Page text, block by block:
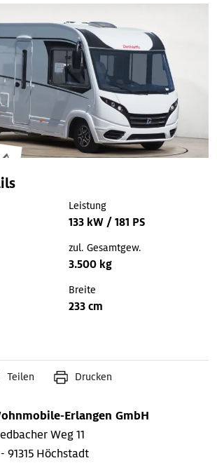
Leistung
133 kW / 181 PS
zul. Gesamtgew.
3.500 kg
Breite
233 cm
Teilen Drucken
Erlangen GmbH
Weg 11
91315 Höchstadt